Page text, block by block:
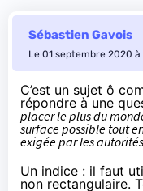
Sébastien Gavois
Le 01 septembre 2020 à
C’est un sujet ô
répondre à une
placer le plus du
surface possible tout
exigée par les
Un indice : il faut
non rectangulaire.